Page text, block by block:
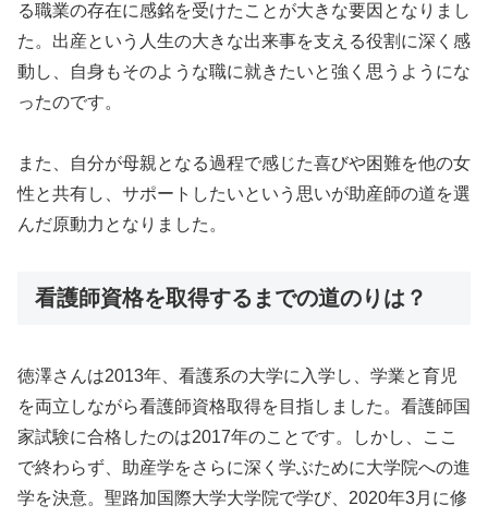
る職業の存在に感銘を受けたことが大きな要因となりまし
た。出産という人生の大きな出来事を支える役割に深く感
動し、自身もそのような職に就きたいと強く思うようにな
ったのです。
また、自分が母親となる過程で感じた喜びや困難を他の女
性と共有し、サポートしたいという思いが助産師の道を選
んだ原動力となりました。
看護師資格を取得するまでの道のりは？
徳澤さんは2013年、看護系の大学に入学し、学業と育児
を両立しながら看護師資格取得を目指しました。看護師国
家試験に合格したのは2017年のことです。しかし、ここ
で終わらず、助産学をさらに深く学ぶために大学院への進
学を決意。聖路加国際大学大学院で学び、2020年3月に修